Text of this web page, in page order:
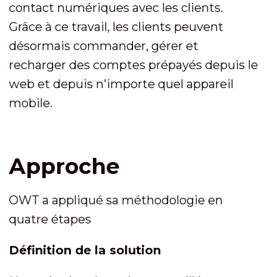
contact numériques avec les clients.
Grâce à ce travail, les clients peuvent
désormais commander, gérer et
recharger des comptes prépayés depuis le
web et depuis n'importe quel appareil
mobile.
Approche
OWT a appliqué sa méthodologie en
quatre étapes
Définition de la solution